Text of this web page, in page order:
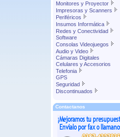
Monitores y Proyector
Impresoras y Scanners
Periféricos
Insumos Informática
Redes y Conectividad
Software
Consolas Videojuegos
Audio y Video
Cámaras Digitales
Celulares y Accesorios
Telefonia
GPS
Seguridad
Discontinuados
Contactanos